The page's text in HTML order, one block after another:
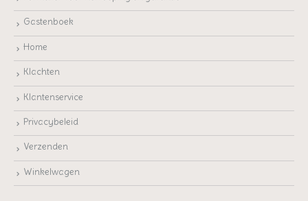
Gastenboek
Home
Klachten
Klantenservice
Privacybeleid
Verzenden
Winkelwagen